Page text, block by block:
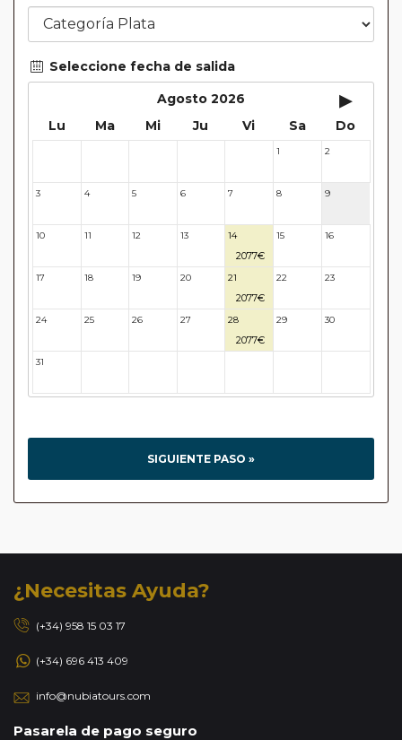
Seleccione fecha de salida
Agosto 2026
▸
Lu Ma Mi Ju Vi Sa Do
1 2
3 4 5 6 7 8 9
10 11 12 13 14
2077€
15 16
17 18 19 20 21
2077€
22 23
24 25 26 27 28
2077€
29 30
31
SIGUIENTE PASO »
¿Necesitas Ayuda?
(+34) 958 15 03 17
(+34) 696 413 409
info@nubiatours.com
Pasarela de pago seguro